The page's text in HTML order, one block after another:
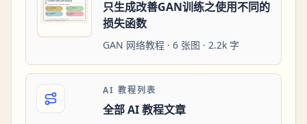
只生成改善GAN训练之使用不同的
损失函数
GAN 网络教程 · 6 张图 · 2.2k 字
AI 教程列表
全部 AI 教程文章